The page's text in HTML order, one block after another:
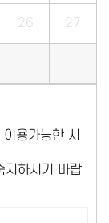
26 27
용가능한 시
지하시기 바랍